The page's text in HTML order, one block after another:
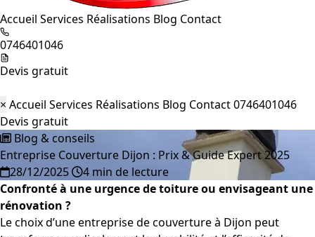
Accueil Services Réalisations Blog Contact
0746401046
Devis gratuit
× Accueil Services Réalisations Blog Contact0746401046
Devis gratuit
Blog & conseils
Entreprise Couverture Dijon : Prix & Guide Expert 2025
28/12/2025
4 min de lecture
Confronté à une urgence de toiture ou envisageant une
rénovation ?
Le choix d’une entreprise de couverture à Dijon peut